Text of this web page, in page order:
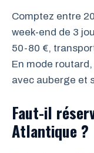
Comptez entre
week-end de 3
50-80 €,
En mode
avec auberge et
Faut-il
Atlantique ?